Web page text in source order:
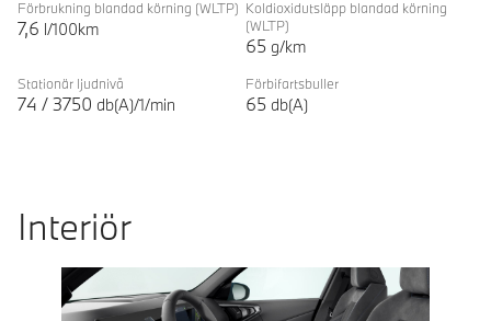
Förbrukning blandad körning (WLTP)
7,6 l/100km
Koldioxidutsläpp blandad körning
(WLTP)
65 g/km
Stationär ljudnivå
74 / 3750 db(A)/1/min
Förbifartsbuller
65 db(A)
Interiör